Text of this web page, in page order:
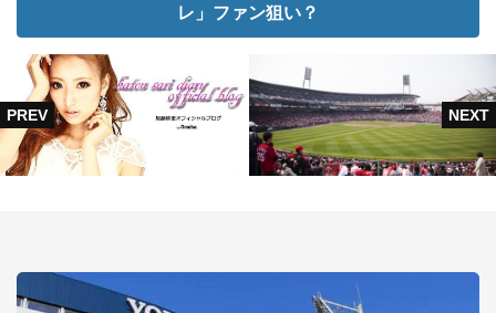
レ」ファン狙い？